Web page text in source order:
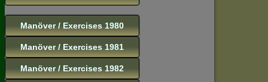
Manöver / Exercises 1980
Manöver / Exercises 1981
Manöver / Exercises 1982